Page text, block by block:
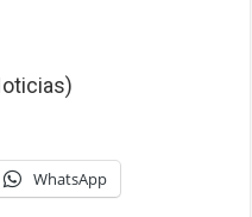
WhatsApp